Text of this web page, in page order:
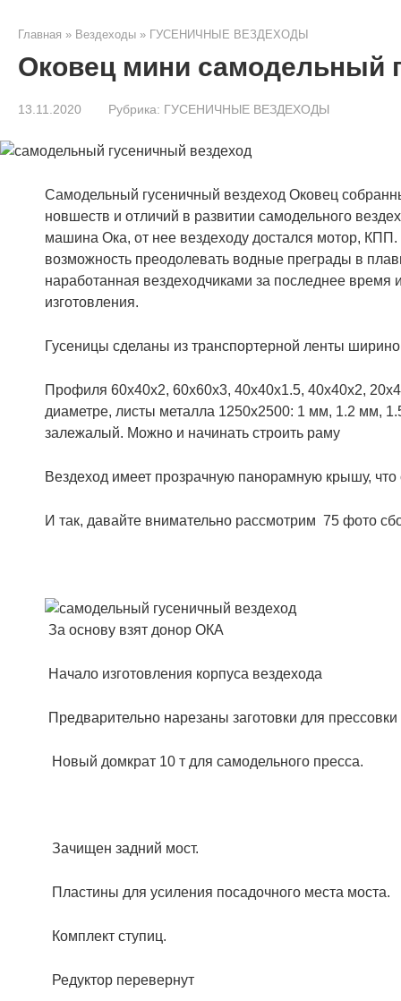
Главная » Вездеходы » ГУСЕНИЧНЫЕ ВЕЗДЕХОДЫ
Оковец мини самодельный
13.11.2020 Рубрика: ГУСЕНИЧНЫЕ ВЕЗДЕХОДЫ
Самодельный гусеничный вездеход Оковец
новшеств и отличий в развитии самодельного
машина Ока, от нее вездеходу достался мотор, КПП.
возможность преодолевать водные преграды в
наработанная вездеходчиками за последнее
изготовления.
Гусеницы сделаны из транспортерной ленты
Профиля 60х40х2, 60х60х3, 40х40х1.5, 40х40х2,
диаметре, листы металла 1250х2500: 1 мм, 1.2 мм,
залежалый. Можно и начинать строить раму
Вездеход имеет прозрачную панорамную крышу,
И так, давайте внимательно рассмотрим 75 фото
За основу взят донор ОКА
Начало изготовления корпуса вездехода
Предварительно нарезаны заготовки для прессовки
Новый домкрат 10 т для самодельного пресса.
Зачищен задний мост.
Пластины для усиления посадочного места моста.
Комплект ступиц.
Редуктор перевернут